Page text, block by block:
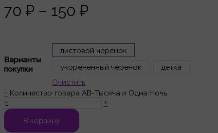
70 ₽ – 150 ₽
Варианты
покупки
листовой черенок
укорененный черенок
детка
Очистить
- Количество товара АВ-Тысяча и Одна Ночь
+
В корзину